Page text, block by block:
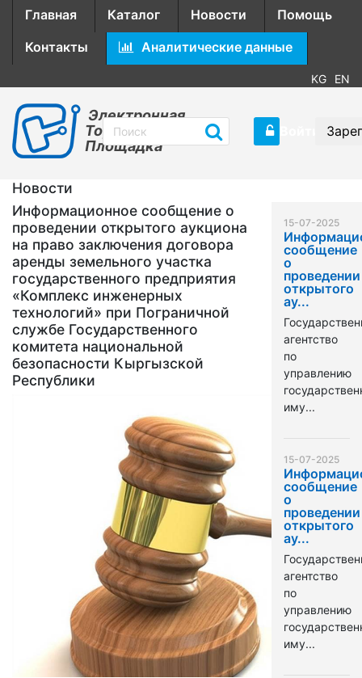
Главная Каталог Новости
Помощь
Контакты
Аналитические данные
KG EN
Электронная
Торговая
Площадка
Новости
Информационное сообщение о
проведении открытого аукциона
на право заключения договора
аренды земельного участка
государственного предприятия
«Комплекс инженерных
технологий» при Пограничной
службе Государственного
комитета национальной
безопасности Кыргызской
Республики
15-07-2025
сообщение
о
проведении
открытого
ау...
агентство
по
управлению
иму...
15-07-2025
сообщение
о
проведении
открытого
ау...
агентство
по
управлению
иму...